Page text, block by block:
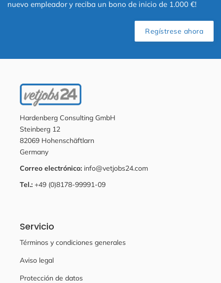
nuevo empleador y reciba un bono de inicio de 1.000 €!
Regístrese ahora
Hardenberg Consulting GmbH
Steinberg 12
82069 Hohenschäftlarn
Germany
Correo electrónico: info@vetjobs24.com
Tel.: +49 (0)8178-99991-09
Servicio
Términos y condiciones generales
Aviso legal
Protección de datos